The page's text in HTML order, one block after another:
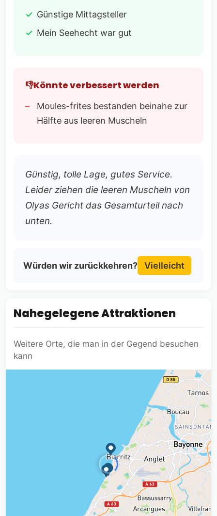
Günstige Mittagsteller
Mein Seehecht war gut
Könnte verbessert werden
Moules-frites bestanden beinahe zur
Hälfte aus leeren Muscheln
Günstig, tolle Lage, gutes Service.
Leider ziehen die leeren Muscheln von
Olyas Gericht das Gesamturteil nach
unten.
Würden wir zurückkehren? Vielleicht
Nahegelegene Attraktionen
Weitere Orte, die man in der Gegend besuchen
kann